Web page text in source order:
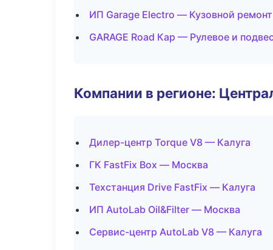
ИП Garage Electro — Кузовной ремонт
GARAGE Road Кар — Рулевое и
Компании в регионе:
Дилер-центр Torque V8 — Калуга
ГК FastFix Box — Москва
Техстанция Drive FastFix — Калуга
ИП AutoLab Oil&Filter — Москва
Сервис-центр AutoLab V8 — Калуга